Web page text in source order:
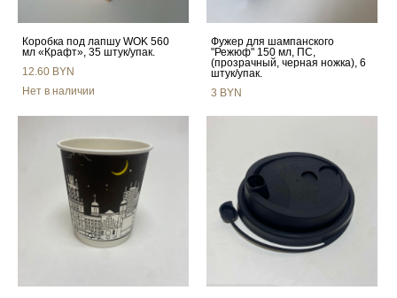
Коробка под лапшу WOK 560
мл «Крафт», 35 штук/упак.
12.60 BYN
Нет в наличии
Фужер для шампанского
"Режюф" 150 мл, ПС,
(прозрачный, черная ножка), 6
штук/упак.
3 BYN